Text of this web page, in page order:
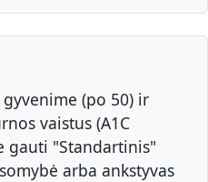
(po 50) ir
vaistus (A1C
gauti "Standartinis"
arba ankstyvas